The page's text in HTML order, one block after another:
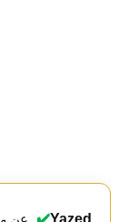
Yazed
✔️